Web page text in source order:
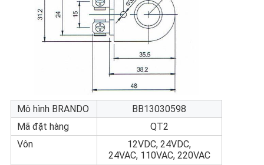
Mô hình BRANDO
BB13030598
Mã đặt hàng
QT2
Vôn
12VDC, 24VDC,
24VAC, 110VAC, 220VAC